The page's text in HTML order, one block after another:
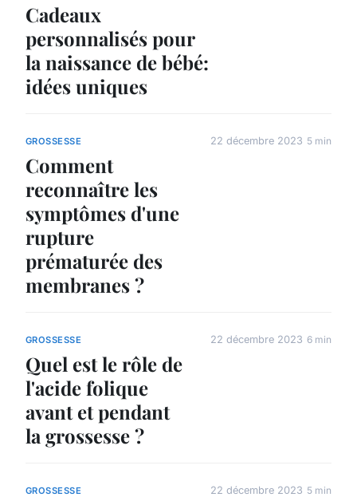
Cadeaux
personnalisés pour
la naissance de bébé:
idées uniques
GROSSESSE
Comment
reconnaître les
symptômes d'une
rupture
prématurée des
membranes ?
22 décembre 2023 5 min
GROSSESSE
Quel est le rôle de
l'acide folique
avant et pendant
la grossesse ?
22 décembre 2023 6 min
GROSSESSE 22 décembre 2023 5 min